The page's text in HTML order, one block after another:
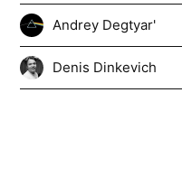
Andrey Degtyar'
Denis Dinkevich